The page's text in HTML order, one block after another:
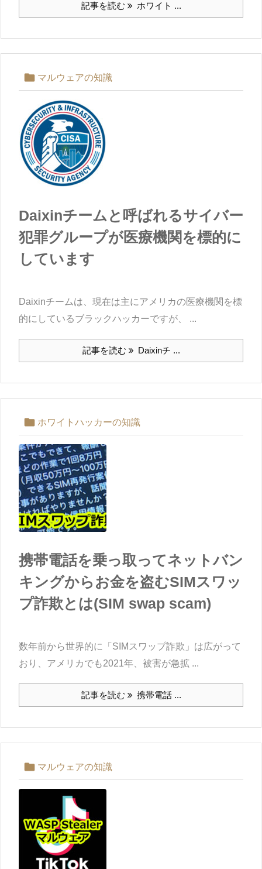
記事を読む ホワイト ...
 マルウェアの知識
Daixinチームと呼ばれるサイバー
犯罪グループが医療機関を標的に
しています
Daixinチームは、現在は主にアメリカの医療機関を標
的にしているブラックハッカーですが、 ...
記事を読む Daixinチ ...
 ホワイトハッカーの知識
携帯電話を乗っ取ってネットバン
キングからお金を盗むSIMスワッ
プ詐欺とは(SIM swap scam)
数年前から世界的に「SIMスワップ詐欺」は広がって
おり、アメリカでも2021年、被害が急拡 ...
記事を読む 携帯電話 ...
 マルウェアの知識